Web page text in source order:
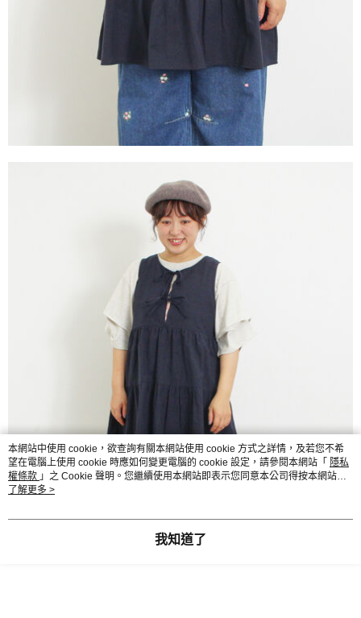
本網站中使用 cookie，欲查詢有關本網站使用 cookie 方式之詳情，及若您不希
望在電腦上使用 cookie 時應如何變更電腦的 cookie 設定，請參閱本網站「 隱私
權條款 」之 Cookie 聲明。您繼續使用本網站即表示您同意本公司得按本網站使
用條款之 Cookie 聲明使用 cookie。
了解更多 >
我知道了